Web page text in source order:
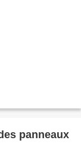
panneaux